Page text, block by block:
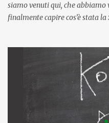
siamo venuti qui, che
finalmente capire cos’è stata
complesso concentrazionario
una delle affermazioni più
impone allora un primo,
un viaggio della memoria,
stata perpetrata è
comprenderla? E se il viaggio